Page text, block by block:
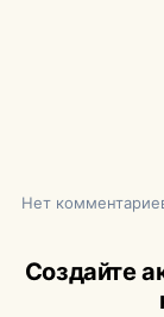
Нет
Создайте